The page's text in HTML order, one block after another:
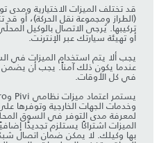
قد تختلف الميزات الاختيارية
(الطراز ومجموعة نقل الحركة)، أو
تركيبها. يُرجى الاتصال بالوكيل
أو تهيئة سيارتك عبر الإنترنت.
يجب ألا يتم استخدام الميزات في
عندما يكون ذلك آمناً. يجب أن يضمن
في كل الأوقات.
وخدمات الجهات الخارجية وتوفرها
لمعرفة مدى التوفر في السوق
الميزات اشتراكًا يستلزم تجديدًا
بها وكيلك. لا يمكن ضمان اتصال